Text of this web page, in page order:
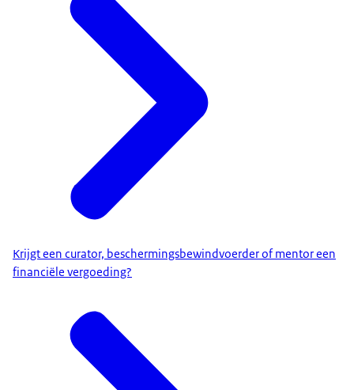
Krijgt een curator, beschermingsbewindvoerder of mentor een
financiële vergoeding?